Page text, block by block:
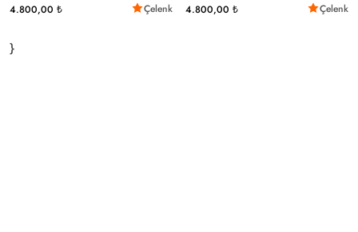
4.800,00 ₺ Çelenk 4.800,00 ₺ Çelenk
}